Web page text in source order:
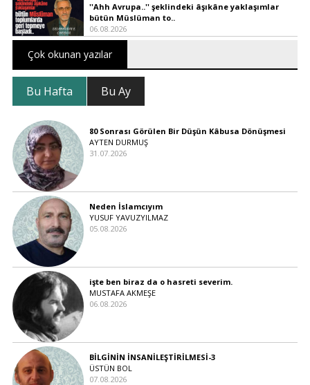
''Ahh Avrupa..'' şeklindeki âşıkâne yaklaşımlar
bütün Müslüman to..
06.08.2026
Çok okunan yazılar
Bu Hafta Bu Ay
80 Sonrası Görülen Bir Düşün Kâbusa Dönüşmesi
AYTEN DURMUŞ
31.07.2026
Neden İslamcıyım
YUSUF YAVUZYILMAZ
05.08.2026
işte ben biraz da o hasreti severim.
MUSTAFA AKMEŞE
06.08.2026
BİLGİNİN İNSANİLEŞTİRİLMESİ-3
ÜSTÜN BOL
07.08.2026